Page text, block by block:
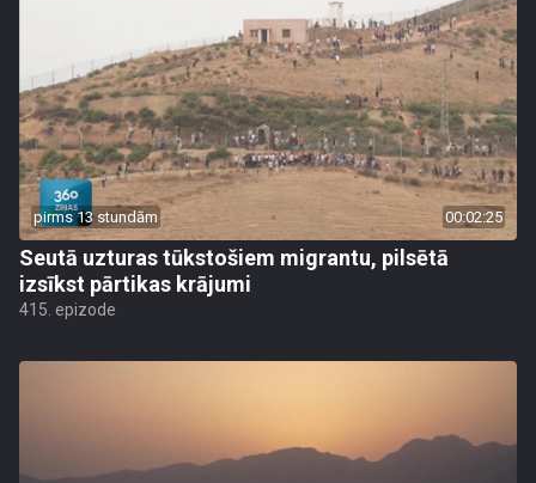
pirms 13 stundām 00:02:25
Seutā uzturas tūkstošiem migrantu, pilsētā
izsīkst pārtikas krājumi
415. epizode